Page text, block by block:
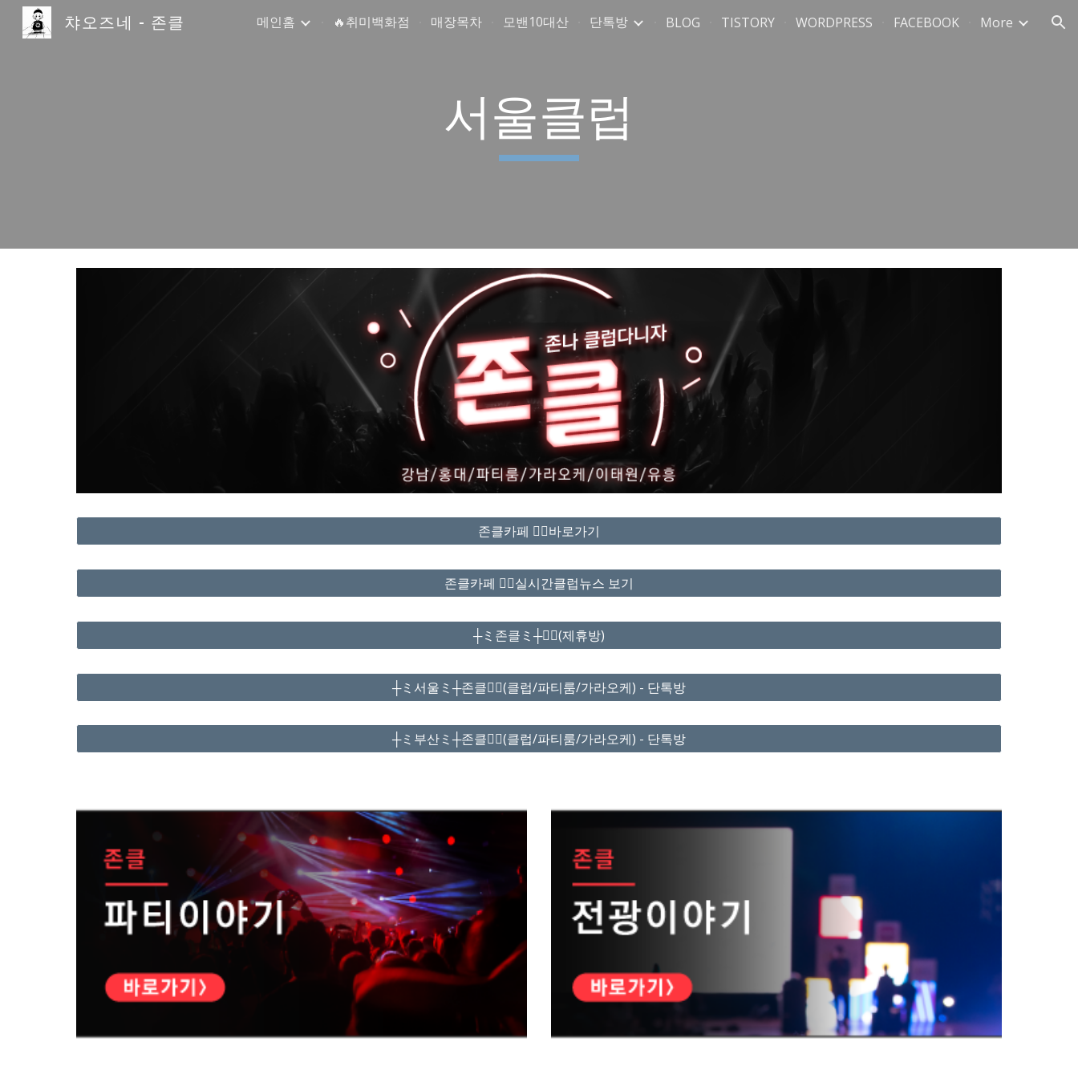
Skip to main content Skip to navigation
챠오즈네 - 존클 메인홈 🔥취미백화점 매장목차 모밴10대산 단톡방 BLOG TISTORY WORDPRESS FACEBOOK More
서울클럽
존클카페 ❤️‍🔥바로가기
존클카페 ❤️‍🔥실시간클럽뉴스 보기
┼ミ존클ミ┼❤️‍🔥(제휴방)
┼ミ서울ミ┼존클❤️‍🔥(클럽/파티룸/가라오케) - 단톡방
┼ミ부산ミ┼존클❤️‍🔥(클럽/파티룸/가라오케) - 단톡방